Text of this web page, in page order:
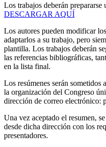
Los trabajos deberán
DESCARGAR AQUÍ
Los autores pueden modificar
adaptarlos a su trabajo, pero
plantilla. Los trabajos deberán
las referencias bibliográficas,
en la lista final.
Los resúmenes serán sometidos
la organización del Congreso
dirección de correo electrónico:
Una vez aceptado el resumen,
desde dicha dirección con los
presentadores.